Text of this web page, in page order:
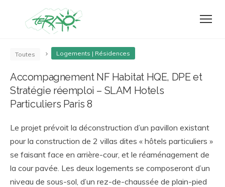
Toutes Logements | Résidences
Accompagnement NF Habitat HQE, DPE et
Stratégie réemploi – SLAM Hotels
Particuliers Paris 8
Le projet prévoit la déconstruction d’un pavillon existant
pour la construction de 2 villas dites « hôtels particuliers »
se faisant face en arrière-cour, et le réaménagement de
la cour pavée. Les deux logements se composeront d’un
niveau de sous-sol, d’un rez-de-chaussée de plain-pied